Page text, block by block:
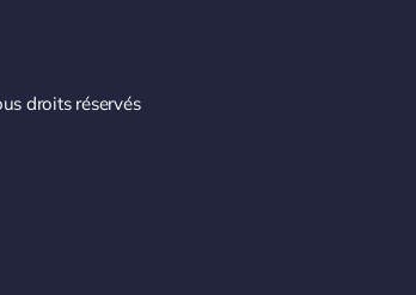
droits réservés